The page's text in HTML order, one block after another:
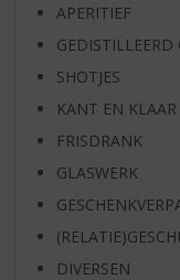
APERITIEF
GEDISTILLEERD
SHOTJES
KANT EN KLAAR
FRISDRANK
GLASWERK
DIVERSEN